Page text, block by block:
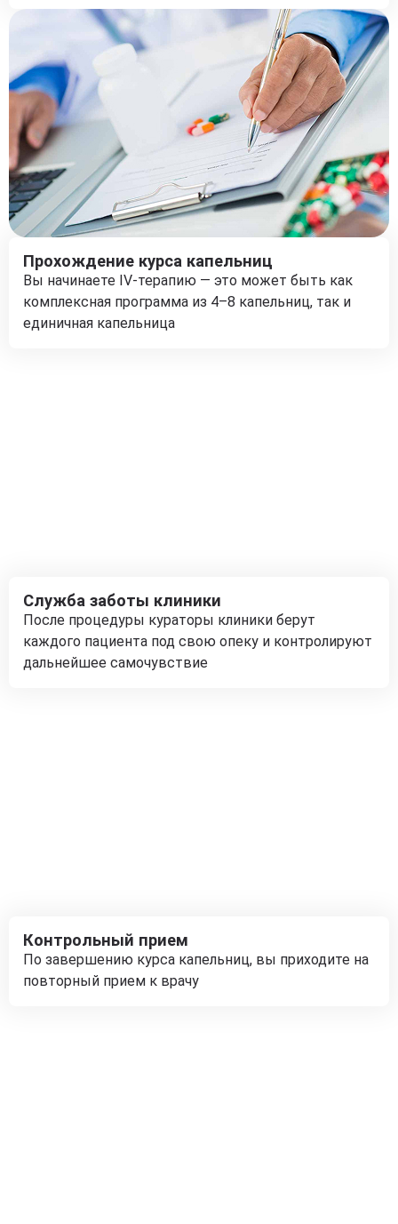
Прохождение курса капельниц
Вы начинаете IV-терапию — это может быть как
комплексная программа из 4–8 капельниц, так и
единичная капельница
Служба заботы клиники
После процедуры кураторы клиники берут
каждого пациента под свою опеку и контролируют
дальнейшее самочувствие
Контрольный прием
По завершению курса капельниц, вы приходите на
повторный прием к врачу